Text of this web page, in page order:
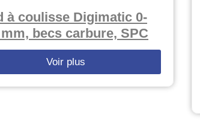
à coulisse Digimatic 0-
mm, becs carbure, SPC
Voir plus